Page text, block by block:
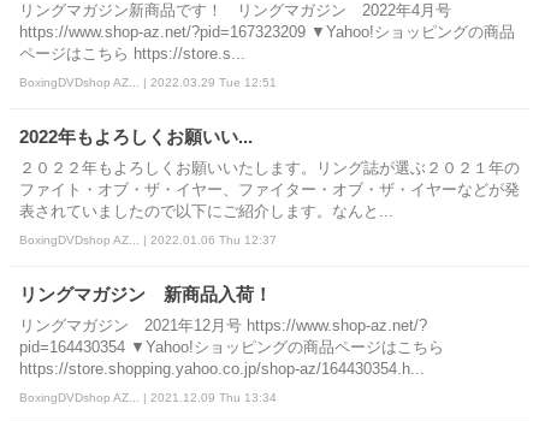
リングマガジン新商品です！ リングマガジン 2022年4月号
https://www.shop-az.net/?pid=167323209 ▼Yahoo!ショッピングの商品
ページはこちら https://store.s...
BoxingDVDshop AZ... | 2022.03.29 Tue 12:51
2022年もよろしくお願いい...
２０２２年もよろしくお願いいたします。リング誌が選ぶ２０２１年の
ファイト・オブ・ザ・イヤー、ファイター・オブ・ザ・イヤーなどが発
表されていましたので以下にご紹介します。なんと...
BoxingDVDshop AZ... | 2022.01.06 Thu 12:37
リングマガジン 新商品入荷！
リングマガジン 2021年12月号 https://www.shop-az.net/?
pid=164430354 ▼Yahoo!ショッピングの商品ページはこちら
https://store.shopping.yahoo.co.jp/shop-az/164430354.h...
BoxingDVDshop AZ... | 2021.12.09 Thu 13:34